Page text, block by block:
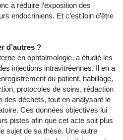
à réduire l’exposition des
endocriniens. Et c’est loin d’être
d’autres ?
en ophtalmologie, a étudié les
injections intravitréennes. Il en a
du patient, habillage,
protocoles de soins, rédaction
des déchets, tout en analysant le
Ces données objectives lui
pistes afin que cet acte soit plus
sujet de sa thèse. Une autre